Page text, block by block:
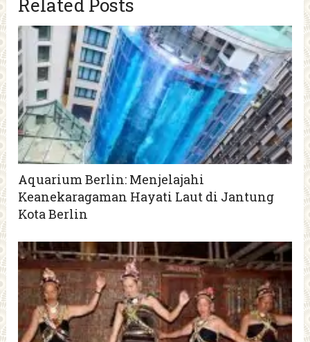
Related Posts
Aquarium Berlin: Menjelajahi
Keanekaragaman Hayati Laut di Jantung
Kota Berlin